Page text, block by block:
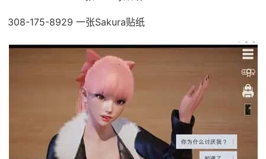
308-175-8929 一张Sakura贴纸